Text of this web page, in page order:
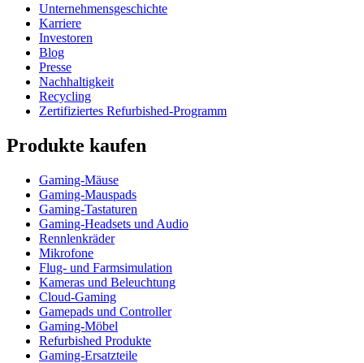
Unternehmensgeschichte
Karriere
Investoren
Blog
Presse
Nachhaltigkeit
Recycling
Zertifiziertes Refurbished-Programm
Produkte kaufen
Gaming-Mäuse
Gaming-Mauspads
Gaming-Tastaturen
Gaming-Headsets und Audio
Rennlenkräder
Mikrofone
Flug- und Farmsimulation
Kameras und Beleuchtung
Cloud-Gaming
Gamepads und Controller
Gaming-Möbel
Refurbished Produkte
Gaming-Ersatzteile